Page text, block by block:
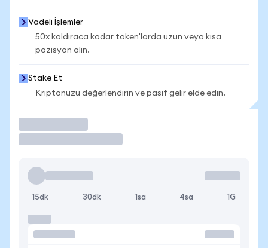
Vadeli İşlemler
50x kaldıraca kadar token'larda uzun veya kısa
pozisyon alın.
Stake Et
Kriptonuzu değerlendirin ve pasif gelir elde edin.
15dk 30dk 1sa 4sa 1G